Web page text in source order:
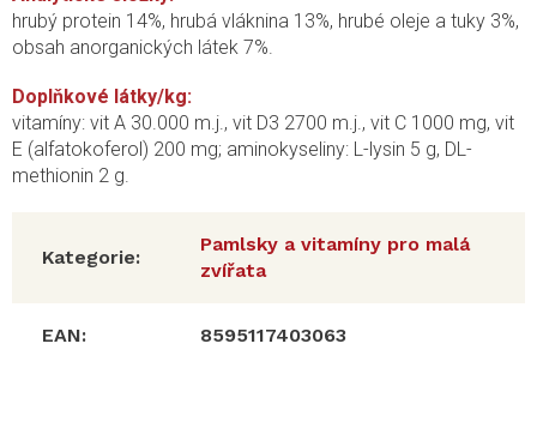
hrubý protein 14%, hrubá vláknina 13%, hrubé oleje a tuky 3%,
obsah anorganických látek 7%.
Doplňkové látky/kg:
vitamíny: vit A 30.000 m.j., vit D3 2700 m.j., vit C 1000 mg, vit
E (alfatokoferol) 200 mg; aminokyseliny: L-lysin 5 g, DL-
methionin 2 g.
Kategorie:
Pamlsky a vitamíny pro malá
zvířata
EAN: 8595117403063